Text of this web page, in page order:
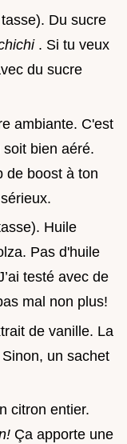
Du sucre
. Si tu veux
du sucre
ambiante. C'est
bien aéré.
de boost à ton
Huile
Pas d'huile
testé avec de
mal non plus!
de vanille. La
un sachet
citron entier.
Ça apporte une